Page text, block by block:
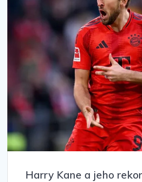
Harry Kane a jeho